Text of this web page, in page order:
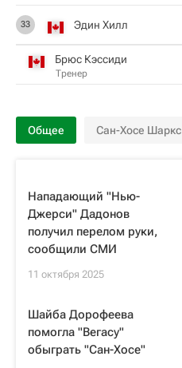
33 Эдин Хилл
Брюс Кэссиди
Тренер
Общее Сан-Хосе Шаркс
Нападающий "Нью-
Джерси" Дадонов
получил перелом руки,
сообщили СМИ
11 октября 2025
Шайба Дорофеева
помогла "Вегасу"
обыграть "Сан-Хосе"